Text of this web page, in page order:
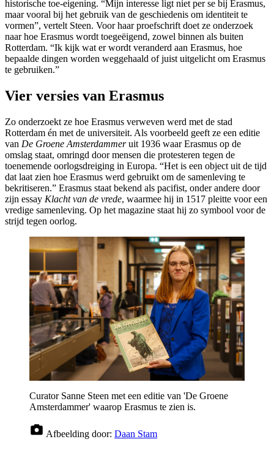
historische toe-eigening. “Mijn interesse ligt niet per se bij Erasmus,
maar vooral bij het gebruik van de geschiedenis om identiteit te
vormen”, vertelt Steen. Voor haar proefschrift doet ze onderzoek
naar hoe Erasmus wordt toegeëigend, zowel binnen als buiten
Rotterdam. “Ik kijk wat er wordt veranderd aan Erasmus, hoe
bepaalde dingen worden weggehaald of juist uitgelicht om Erasmus
te gebruiken.”
Vier versies van Erasmus
Zo onderzoekt ze hoe Erasmus verweven werd met de stad
Rotterdam én met de universiteit. Als voorbeeld geeft ze een editie
van De Groene Amsterdammeruit 1936 waar Erasmus op de
omslag staat, omringd door mensen die protesteren tegen de
toenemende oorlogsdreiging in Europa. “Het is een object uit de tijd
dat laat zien hoe Erasmus werd gebruikt om de samenleving te
bekritiseren.” Erasmus staat bekend als pacifist, onder andere door
zijn essay Klacht van de vrede, waarmee hij in 1517 pleitte voor een
vredige samenleving. Op het magazine staat hij zo symbool voor de
strijd tegen oorlog.
Curator Sanne Steen met een editie van 'De Groene
Amsterdammer' waarop Erasmus te zien is.
Afbeelding door: Daan Stam